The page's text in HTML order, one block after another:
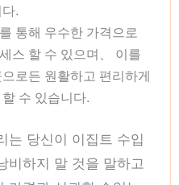
.
통해 우수한 가격으로
스 할 수 있으며、 이를
로든 원활하고 편리하게
수 있습니다.
는 당신이 이집트 수입
비하지 말 것을 말하고